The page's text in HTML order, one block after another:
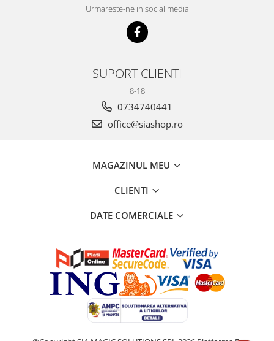
Urmareste-ne in social media
SUPORT CLIENTI
8-18
0734740441
office@siashop.ro
MAGAZINUL MEU
CLIENTI
DATE COMERCIALE